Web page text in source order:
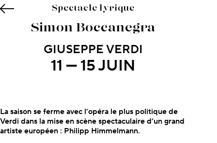
Spectacle lyrique
Simon Boccanegra
GIUSEPPE VERDI
11 — 15 JUIN
À propos du concert
La saison se ferme avec l’opéra le plus politique de
Verdi dans la mise en scène spectaculaire d’un grand
artiste européen : Philipp Himmelmann.